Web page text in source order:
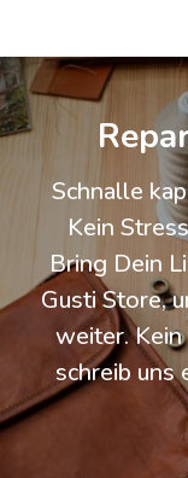
Schnalle
Kein
Bring Dein
Gusti Store,
weiter. Kein
schreib uns